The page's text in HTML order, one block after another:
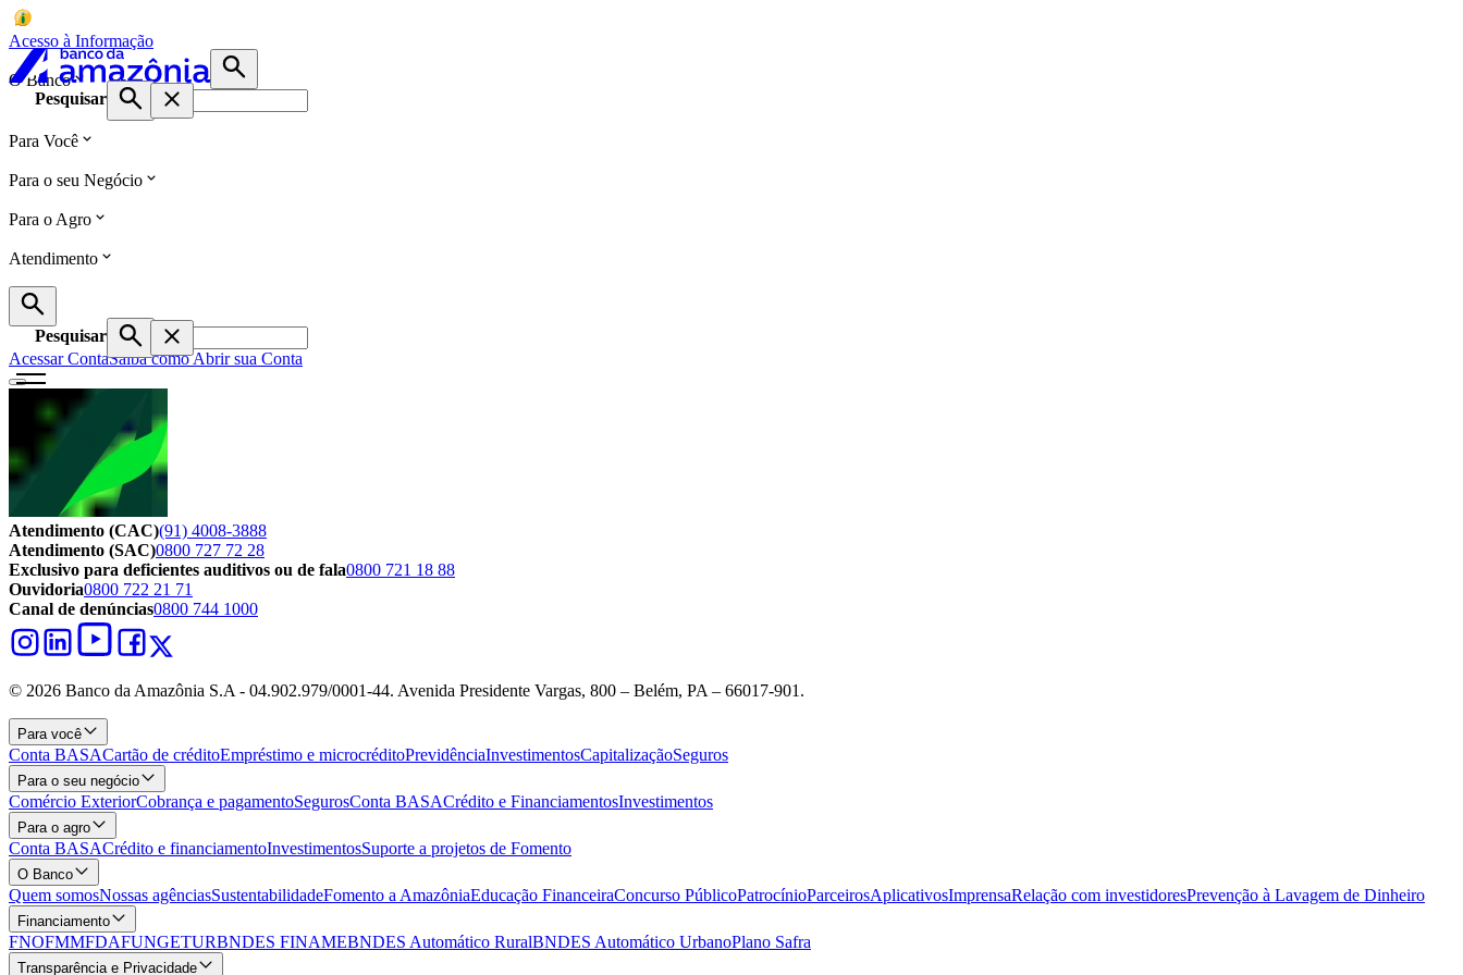
Acesso à Informação
O Banco
Pesquisar
Para Você
Para o seu Negócio
Para o Agro
Atendimento
Pesquisar
Acessar ContaSaiba como Abrir sua Conta
Atendimento (CAC)(91) 4008-3888
Atendimento (SAC)0800 727 72 28
Exclusivo para deficientes auditivos ou de fala0800 721 18 88
Ouvidoria0800 722 21 71
Canal de denúncias0800 744 1000
© 2026 Banco da Amazônia S.A - 04.902.979/0001‐44. Avenida Presidente Vargas, 800 – Belém, PA – 66017-901.
Para você
Conta BASACartão de créditoEmpréstimo e microcréditoPrevidênciaInvestimentosCapitalizaçãoSeguros
Para o seu negócio
Comércio ExteriorCobrança e pagamentoSegurosConta BASACrédito e FinanciamentosInvestimentos
Para o agro
Conta BASACrédito e financiamentoInvestimentosSuporte a projetos de Fomento
O Banco
Quem somosNossas agênciasSustentabilidadeFomento a AmazôniaEducação FinanceiraConcurso PúblicoPatrocínioParceirosAplicativosImprensaRelação com investidoresPrevenção à Lavagem de Dinheiro
Financiamento
FNOFMMFDAFUNGETURBNDES FINAMEBNDES Automático RuralBNDES Automático UrbanoPlano Safra
Transparência e Privacidade